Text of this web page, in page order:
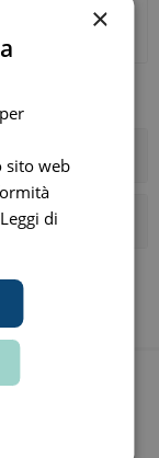
×
sito web
Leggi di